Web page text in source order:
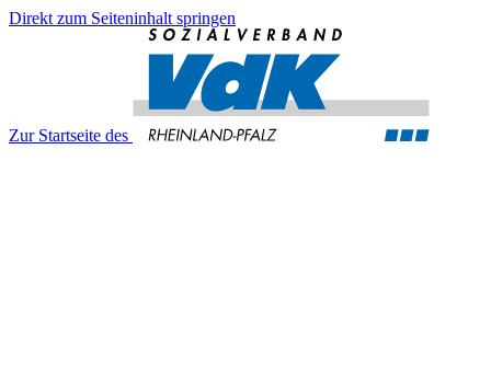
Direkt zum Seiteninhalt springen
Zur Startseite des